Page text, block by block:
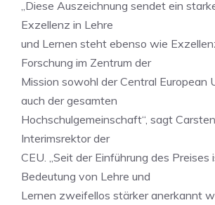
„Diese Auszeichnung sendet ein
Exzellenz in Lehre
und Lernen steht ebenso wie
Forschung im Zentrum der
Mission sowohl der Central European
auch der gesamten
Hochschulgemeinschaft“, sagt
Interimsrektor der
CEU. „Seit der Einführung des Preises
Bedeutung von Lehre und
Lernen zweifellos stärker anerkannt